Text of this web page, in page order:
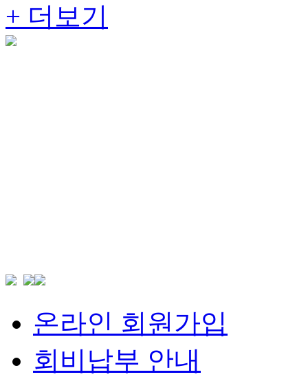
+ 더보기
온라인 회원가입
회비납부 안내